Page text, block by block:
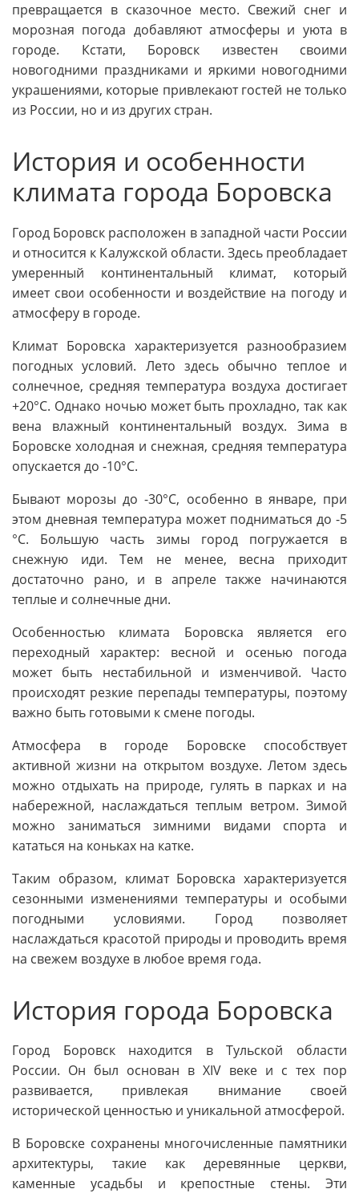
превращается в сказочное место. Свежий снег и
морозная погода добавляют атмосферы и уюта в
городе. Кстати, Боровск известен своими
новогодними праздниками и яркими новогодними
украшениями, которые привлекают гостей не только
из России, но и из других стран.
История и особенности
климата города Боровска
Город Боровск расположен в западной части России
и относится к Калужской области. Здесь преобладает
умеренный континентальный климат, который
имеет свои особенности и воздействие на погоду и
атмосферу в городе.
Климат Боровска характеризуется разнообразием
погодных условий. Лето здесь обычно теплое и
солнечное, средняя температура воздуха достигает
+20°C. Однако ночью может быть прохладно, так как
вена влажный континентальный воздух. Зима в
Боровске холодная и снежная, средняя температура
опускается до -10°C.
Бывают морозы до -30°C, особенно в январе, при
этом дневная температура может подниматься до -5
°C. Большую часть зимы город погружается в
снежную иди. Тем не менее, весна приходит
достаточно рано, и в апреле также начинаются
теплые и солнечные дни.
Особенностью климата Боровска является его
переходный характер: весной и осенью погода
может быть нестабильной и изменчивой. Часто
происходят резкие перепады температуры, поэтому
важно быть готовыми к смене погоды.
Атмосфера в городе Боровске способствует
активной жизни на открытом воздухе. Летом здесь
можно отдыхать на природе, гулять в парках и на
набережной, наслаждаться теплым ветром. Зимой
можно заниматься зимними видами спорта и
кататься на коньках на катке.
Таким образом, климат Боровска характеризуется
сезонными изменениями температуры и особыми
погодными условиями. Город позволяет
наслаждаться красотой природы и проводить время
на свежем воздухе в любое время года.
История города Боровска
Город Боровск находится в Тульской области
России. Он был основан в XIV веке и с тех пор
развивается, привлекая внимание своей
исторической ценностью и уникальной атмосферой.
В Боровске сохранены многочисленные памятники
архитектуры, такие как деревянные церкви,
каменные усадьбы и крепостные стены. Эти